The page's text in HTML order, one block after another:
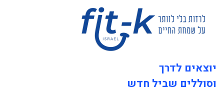
יוצאים לדרך
וסוללים שביל חדש